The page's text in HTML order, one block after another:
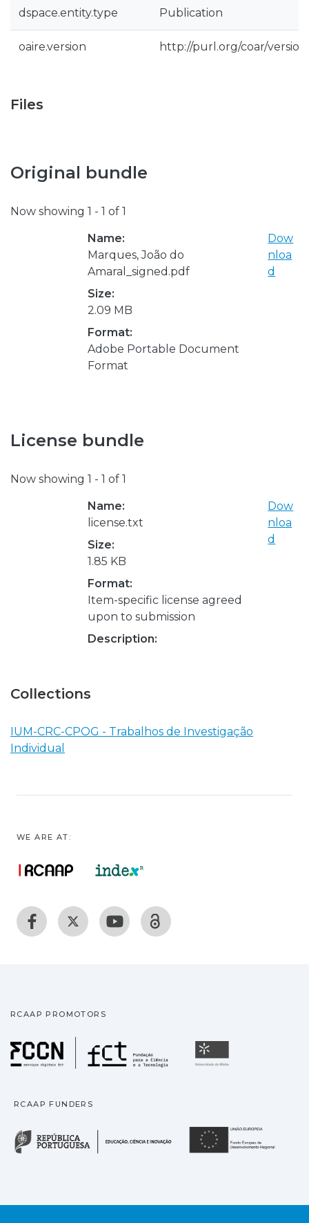
dspace.entity.type Publication
oaire.version http://purl.org/coar/
Files
Original bundle
Now showing 1 - 1 of 1
Name:
Marques, João do
Amaral_signed.pdf
Size:
2.09 MB
Format:
Adobe Portable Document
Format
Dow
nloa
d
License bundle
Now showing 1 - 1 of 1
Name:
license.txt
Size:
1.85 KB
Format:
Item-specific license agreed
upon to submission
Description:
Dow
nloa
d
Collections
IUM-CRC-CPOG - Trabalhos de Investigação
Individual
WE ARE AT:
RCAAP PROMOTORS
Fundação para a
RCAAP FUNDERS
República Portuguesa